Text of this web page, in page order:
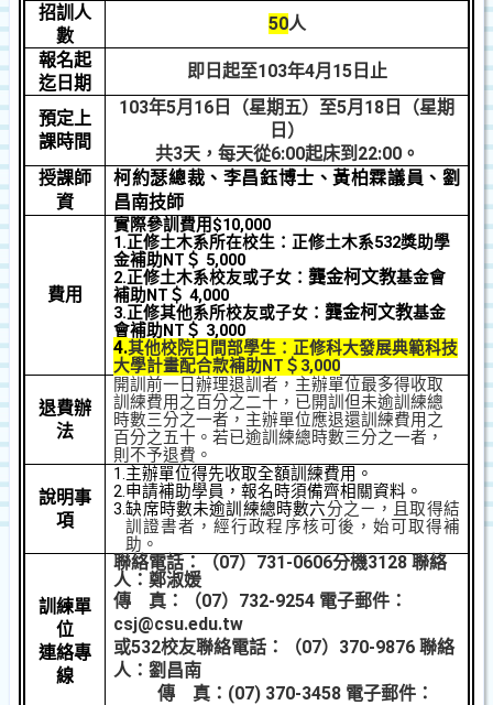
招訓人
數
50人
報名起
迄日期
即日起至103年4月 15日止
預定上
課時間
103年5月 16 日（星期五）至5月 18 日（星期
日）
共3天，每天從6:00起床到22:00。
授課師
資
柯約瑟總裁、李昌鈺博士、黃柏霖議員、劉
昌南技師
費用
實際參訓費用 $10,000
1.正修土木系所在校生：正修土木系532獎助學
金補助NT ＄ 5,000
2.正修土木系校友或子女：龔金柯文教基金會
補助NT ＄ 4,000
3.正修其他系所校友或子女：龔金柯文教基金
會補助NT ＄ 3,000
4.其他校院日間部學生：正修科大發展典範科技
大學計畫配合款補助NT ＄ 3,000
退費辦
法
開訓前一日辦理退訓者，主辦單位最多得收取
訓練費用之百分之二十，已開訓但未逾訓練總
時數三分之一者，主辦單位應退還訓練費用之
百分之五十。若已逾訓練總時數三分之一者，
則不予退費。
說明事
項
1.主辦單位得先收取全額訓練費用。
2.申請補助學員，報名時須備齊相關資料。
3.缺席時數未逾訓練總時數六分之ㄧ，且取得結
訓證書者，經行政程序核可後，始可取得補
助。
訓練單
位
連絡專
線
聯絡電話：（07） 731-0606分機3128聯絡
人：鄭淑媛
傳
真：（07） 732-9254 電子郵件：
csj@csu.edu.tw
或532校友聯絡電話：（07） 370-9876聯絡
人：劉昌南
傳
真： (07) 370-3458 電子郵件：